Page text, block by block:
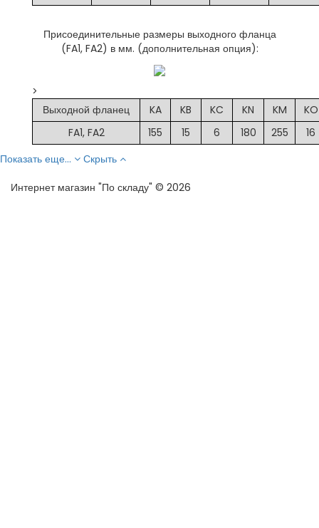
Присоединительные размеры выходного фланца
(FA1, FA2) в мм. (дополнительная опция):
>
Выходной фланец
KA KB KC KN KM
KO
FA1, FA2
155 15 6 180 255
16
Показать еще...
Скрыть
Интернет магазин "По складу" © 2026